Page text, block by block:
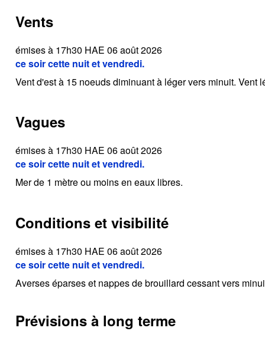
Vents
émises à 17h30 HAE 06 août 2026
ce soir cette nuit et vendredi.
Vent d'est à 15 noeuds diminuant à léger vers minuit. Vent
Vagues
émises à 17h30 HAE 06 août 2026
ce soir cette nuit et vendredi.
Mer de 1 mètre ou moins en eaux libres.
Conditions et visibilité
émises à 17h30 HAE 06 août 2026
ce soir cette nuit et vendredi.
Averses éparses et nappes de brouillard cessant vers
Prévisions à long terme